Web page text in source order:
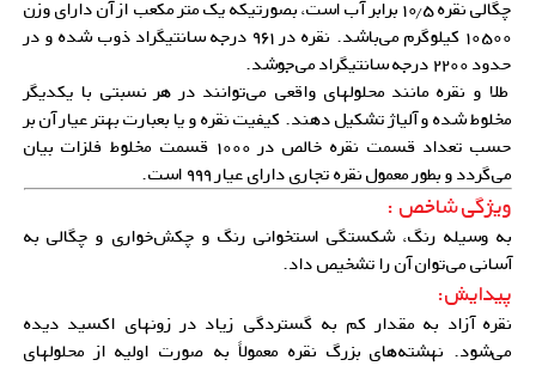
چگالی نقره ۱۰٫۵ برابر آب است، بصورتیکه یک متر مکعب از آن دارای وزن
۱۰۵۰۰ کیلوگرم می‌باشد. نقره در ۹۶۱ درجه سانتیگراد ذوب شده و در
حدود ۲۲۰۰ درجه سانتیگراد می‌جوشد.
طلا و نقره مانند محلولهای واقعی می‌توانند در هر نسبتی با یکدیگر
مخلوط شده و آلیاژ تشکیل دهند. کیفیت نقره و یا بعبارت بهتر عیار آن بر
حسب تعداد قسمت نقره خالص در ۱۰۰۰ قسمت مخلوط فلزات بیان
می‌گردد و بطور معمول نقره تجاری دارای عیار ۹۹۹ است.
ویژگی شاخص :
به وسیله رنگ، شکستگی استخوانی رنگ و چکش‌خواری و چگالی به
آسانی می‌توان آن را تشخیص داد.
پیدایش:
نقره آزاد به مقدار کم به گستردگی زیاد در زونهای اکسید دیده
می‌شود. نهشته‌های بزرگ نقره معمولاً به صورت اولیه از محلولهای